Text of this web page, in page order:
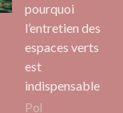
pourquoi
l’entretien des
espaces verts
est
indispensable
Pol